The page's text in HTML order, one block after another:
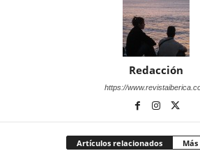
Redacción
https://
Artículos relacionados